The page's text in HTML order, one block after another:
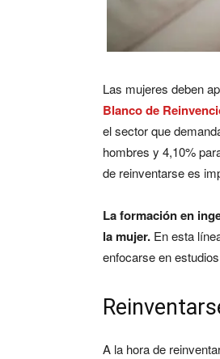
Las mujeres deben
Blanco de
el sector que
hombres y 4,10%
de reinventarse es
La formación en
la mujer. En esta
enfocarse en
A la hora de